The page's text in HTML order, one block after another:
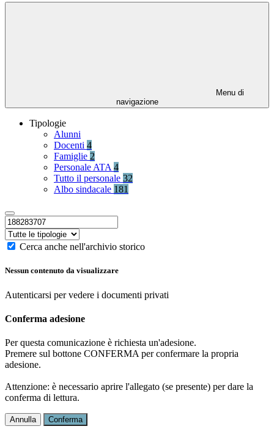
Menu di
navigazione
Tipologie
Alunni
Docenti 4
Famiglie 2
Personale ATA 4
Tutto il personale 32
Albo sindacale 181
Cerca anche nell'archivio storico
Nessun contenuto da visualizzare
Autenticarsi per vedere i documenti privati
Conferma adesione
Per questa comunicazione è richiesta un'adesione.
Premere sul bottone CONFERMA per confermare la propria
adesione.
Attenzione: è necessario aprire l'allegato (se presente) per dare la
conferma di lettura.
Annulla Conferma